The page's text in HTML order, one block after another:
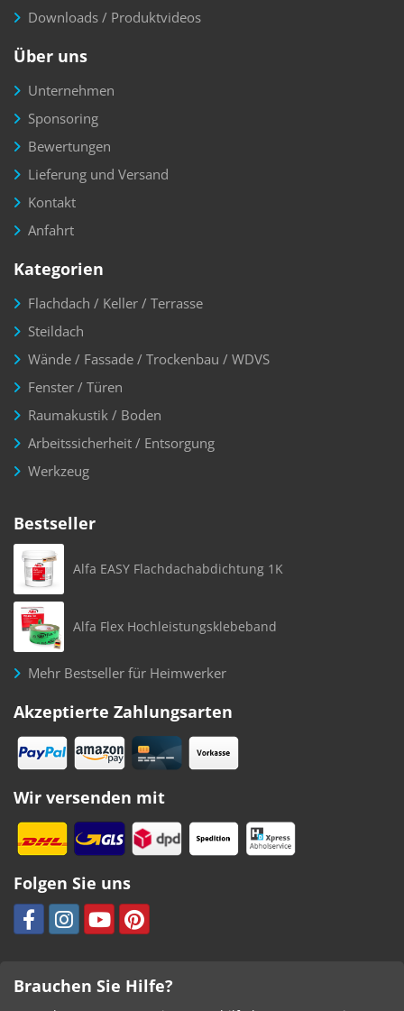
Downloads / Produktvideos
Über uns
Unternehmen
Sponsoring
Bewertungen
Lieferung und Versand
Kontakt
Anfahrt
Kategorien
Flachdach / Keller / Terrasse
Steildach
Wände / Fassade / Trockenbau / WDVS
Fenster / Türen
Raumakustik / Boden
Arbeitssicherheit / Entsorgung
Werkzeug
Bestseller
Alfa EASY Flachdachabdichtung 1K
Alfa Flex Hochleistungsklebeband
Mehr Bestseller für Heimwerker
Akzeptierte Zahlungsarten
Wir versenden mit
Folgen Sie uns
Brauchen Sie Hilfe?